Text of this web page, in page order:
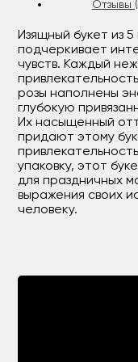
Отзывы
Изящный букет из
подчеркивает
чувств. Каждый
розы наполнены
глубокую
Их насыщенный
придают этому
упаковку, этот
для праздничных
выражения своих
человеку.